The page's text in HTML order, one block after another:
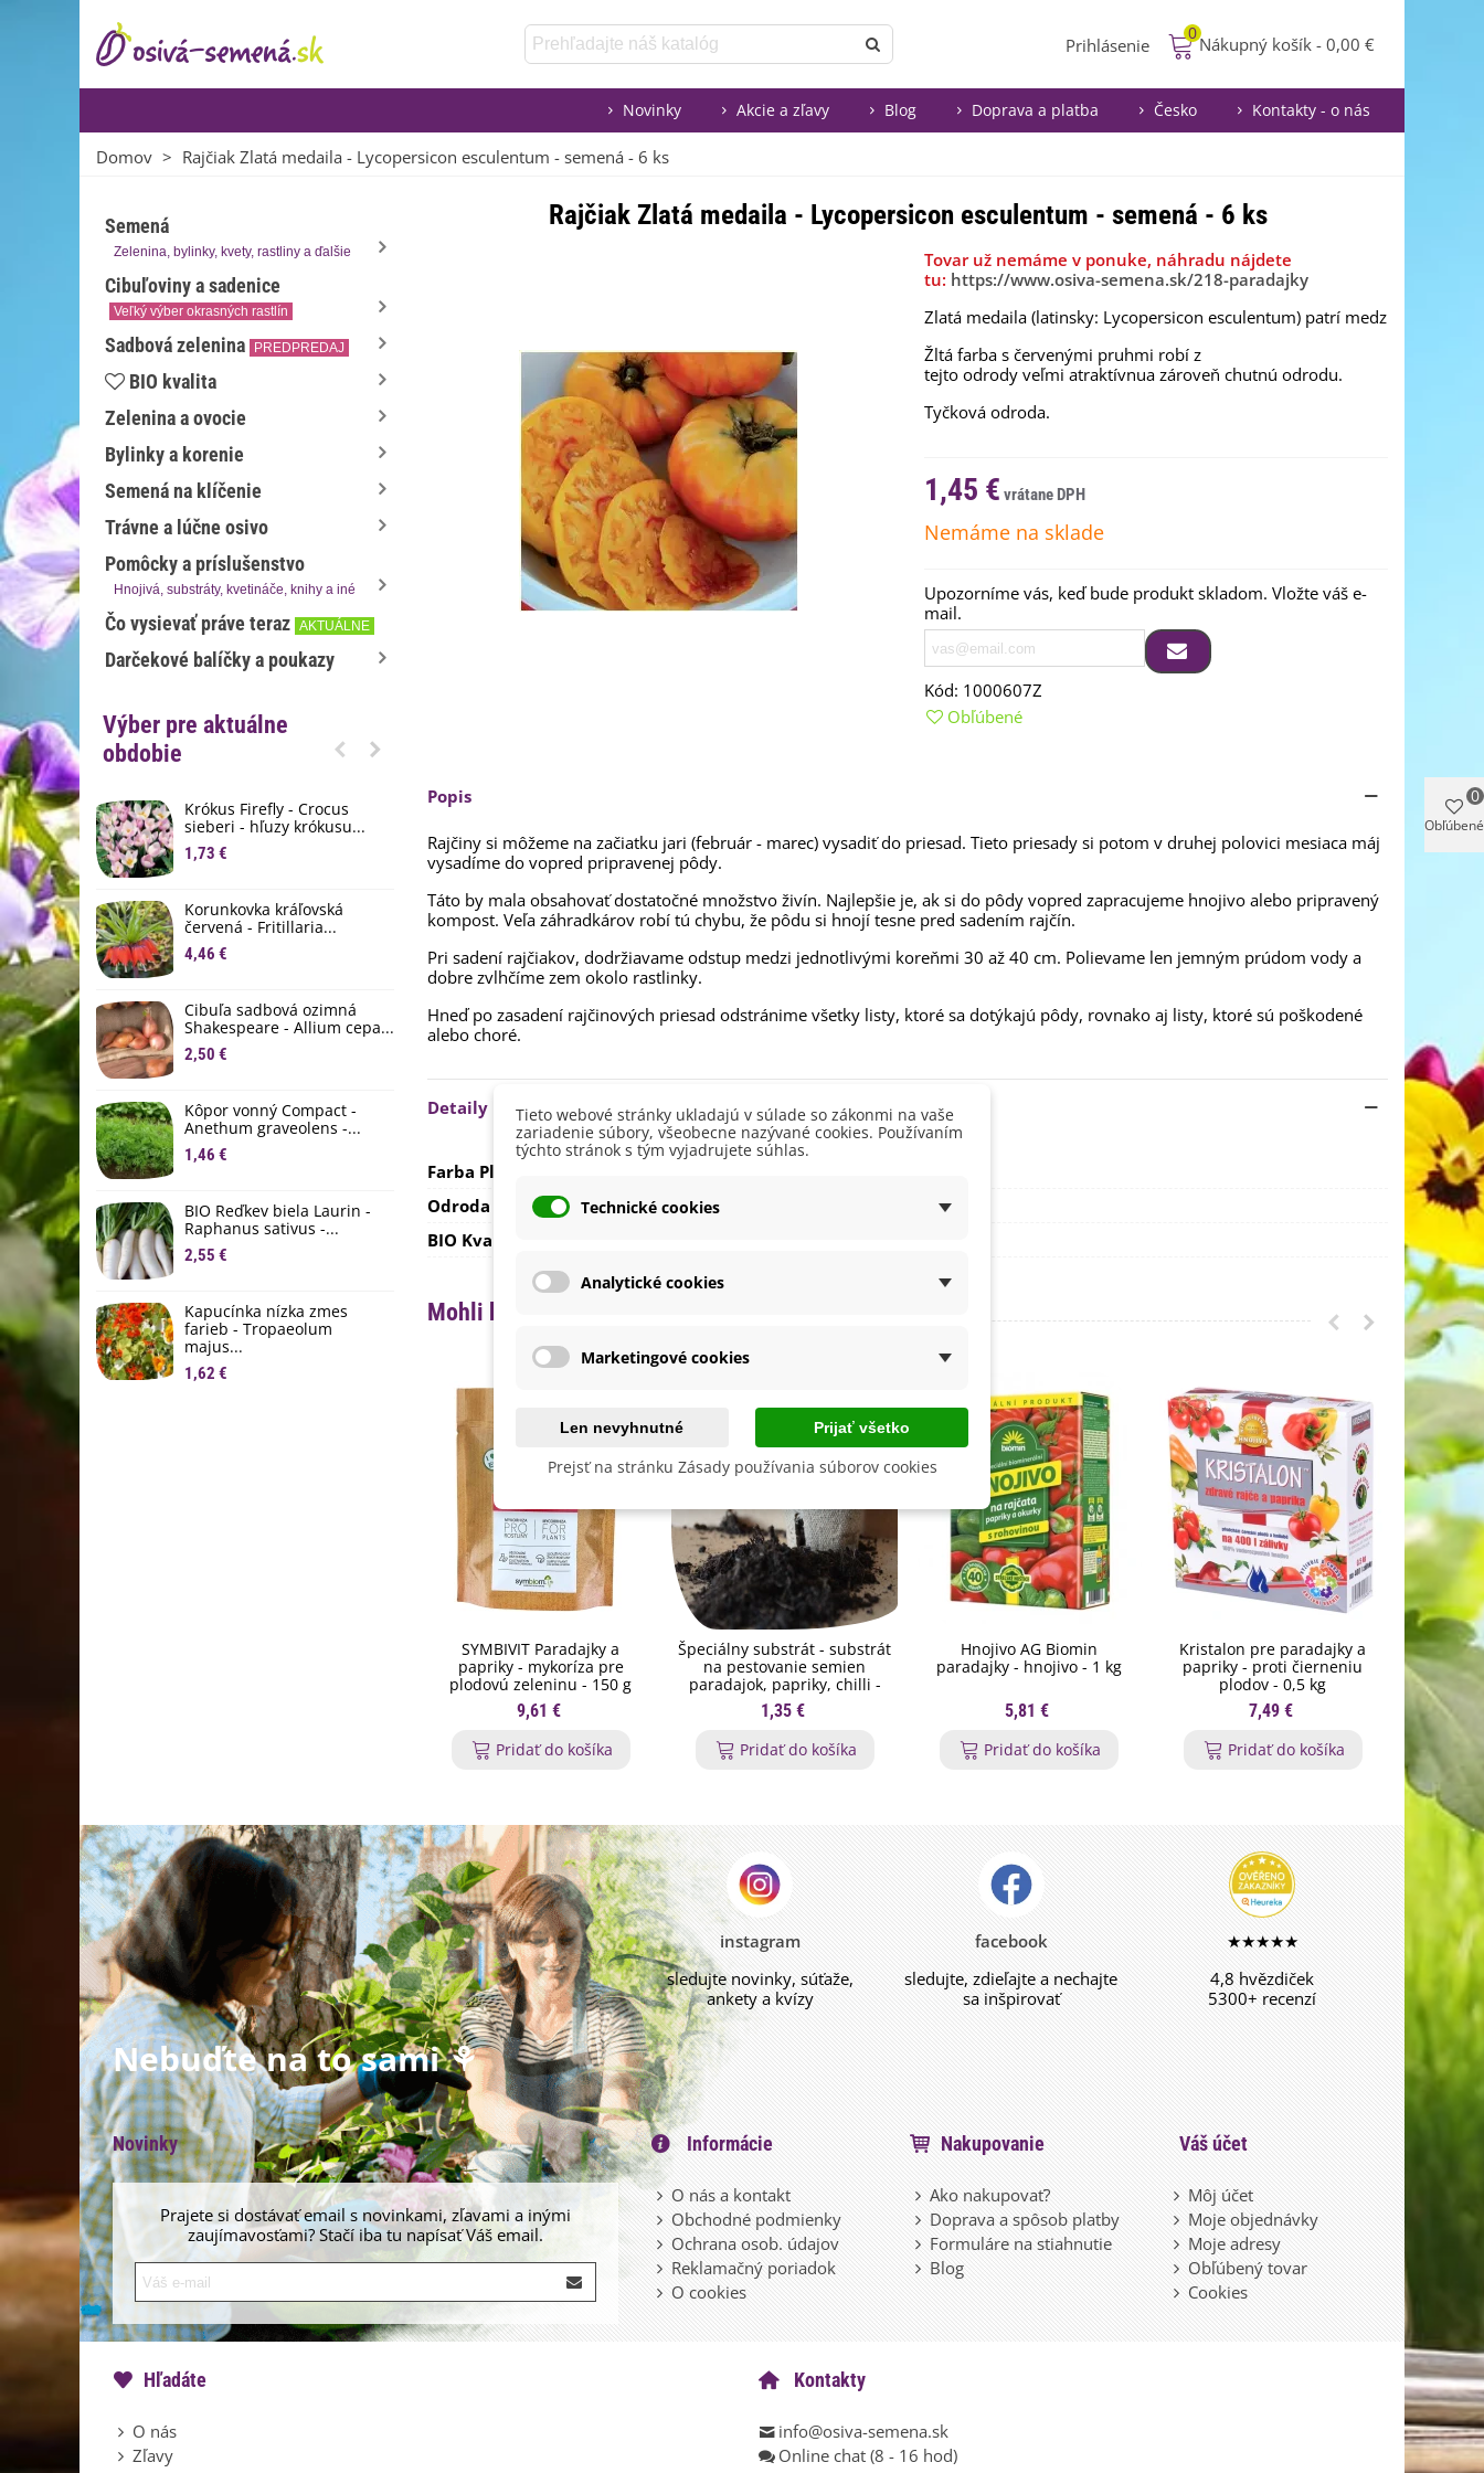
Prihlásenie
0
Nákupný košík - 0,00 €
Novinky Akcie a zľavy Blog Doprava a platba Česko Kontakty - o nás
Domov > Rajčiak Zlatá medaila - Lycopersicon esculentum - semená - 6 ks
Semená
Zelenina, bylinky, kvety, rastliny a ďalšie
Cibuľoviny a sadenice
Veľký výber okrasných rastlín
Sadbová zelenina PREDPREDAJ
BIO kvalita
Zelenina a ovocie
Bylinky a korenie
Semená na klíčenie
Trávne a lúčne osivo
Pomôcky a príslušenstvo
Hnojivá, substráty, kvetináče, knihy a iné
Čo vysievať práve teraz AKTUÁLNE
Darčekové balíčky a poukazy
Výber pre aktuálne
obdobie
Krókus Firefly - Crocus
sieberi - hľuzy krókusu...
1,73 €
Korunkovka kráľovská
červená - Fritillaria...
4,46 €
Cibuľa sadbová ozimná
Shakespeare - Allium cepa...
2,50 €
Kôpor vonný Compact -
Anethum graveolens -...
1,46 €
BIO Reďkev biela Laurin -
Raphanus sativus -...
2,55 €
Kapucínka nízka zmes
farieb - Tropaeolum
majus...
1,62 €
8,68 €
Kuchynské bylinky na malú
plochu - výsevný disk...
Mrkva neskorá Cidera -
1,53 €
cibuľoviny - 1 ks
2,69 € 3,85 € -30%
Begónia plnokvetá žltá -
Begonia superba -...
3,85 € -30%
Eukalyptus Baby Blue -
Rajčiak Zlatá medaila - Lycopersicon esculentum - semená - 6 ks
Tovar už nemáme v ponuke, náhradu nájdete
tu: https://www.osiva-semena.sk/218-paradajky
Zlatá medaila (latinsky: Lycopersicon esculentum) patrí medzi
Žltá farba s červenými pruhmi robí z
tejto odrody veľmi atraktívnua zároveň chutnú odrodu.
Tyčková odroda.
1,45 €
Nemáme na sklade
Upozorníme vás, keď bude produkt skladom. Vložte váš e-
mail.
Kód: 1000607Z
Obľúbené
Popis
Rajčiny si môžeme na začiatku jari (február - marec) vysadiť do priesad. Tieto priesady si potom v druhej polovici mesiaca máj
vysadíme do vopred pripravenej pôdy.
Táto by mala obsahovať dostatočné množstvo živín. Najlepšie je, ak si do pôdy vopred zapracujeme hnojivo alebo pripravený
kompost. Veľa záhradkárov robí tú chybu, že pôdu si hnojí tesne pred sadením rajčín.
Pri sadení rajčiakov, dodržiavame odstup medzi jednotlivými koreňmi 30 až 40 cm. Polievame len jemným prúdom vody a
dobre zvlhčíme zem okolo rastlinky.
Hneď po zasadení rajčinových priesad odstránime všetky listy, ktoré sa dotýkajú pôdy, rovnako aj listy, ktoré sú poškodené
alebo choré.
Detaily produktu
Farba Plodu
Odroda Paradajky
Kolíková
BIO Kvalita
Mohli byste ešte potrebovať
SYMBIVIT Paradajky a
papriky - mykoríza pre
plodovú zeleninu - 150 g
9,61 €
Pridať do košíka
Špeciálny substrát - substrát
na pestovanie semien
paradajok, papriky, chilli -
200 g
1,35 €
Pridať do košíka
Hnojivo AG Biomin
paradajky - hnojivo - 1 kg
5,81 €
Pridať do košíka
Kristalon pre paradajky a
papriky - proti čierneniu
plodov - 0,5 kg
7,49 €
Pridať do košíka
Nebuďte na to sami ⚘
instagram
sledujte novinky, súťaže,
ankety a kvízy
facebook
sledujte, zdieľajte a nechajte
sa inšpirovať
★★★★★
4,8 hvězdiček
5300+ recenzí
Novinky
Prajete si dostávať email s novinkami, zľavami a inými
zaujímavosťami? Stačí iba tu napísať Váš email.
Informácie
O nás a kontakt
Obchodné podmienky
Ochrana osob. údajov
Reklamačný poriadok
O cookies
Nakupovanie
Ako nakupovať?
Doprava a spôsob platby
Formuláre na stiahnutie
Blog
Váš účet
Môj účet
Moje objednávky
Moje adresy
Obľúbený tovar
Cookies
Hľadáte
O nás
Zľavy
Kontakty
info@osiva-semena.sk
Online chat (8 - 16 hod)
Obľúbené
0
Tieto webové stránky ukladajú v súlade so zákonmi na vaše
zariadenie súbory, všeobecne nazývané cookies. Používaním
týchto stránok s tým vyjadrujete súhlas.
Technické cookies
Analytické cookies
Marketingové cookies
Len nevyhnutné Prijať všetko
Prejsť na stránku Zásady používania súborov cookies